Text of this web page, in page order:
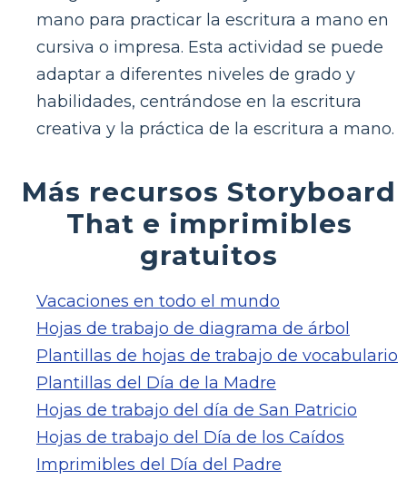
mano para practicar la escritura a mano en
cursiva o impresa. Esta actividad se puede
adaptar a diferentes niveles de grado y
habilidades, centrándose en la escritura
creativa y la práctica de la escritura a mano.
Más recursos Storyboard
That e imprimibles
gratuitos
Vacaciones en todo el mundo
Hojas de trabajo de diagrama de árbol
Plantillas de hojas de trabajo de vocabulario
Plantillas del Día de la Madre
Hojas de trabajo del día de San Patricio
Hojas de trabajo del Día de los Caídos
Imprimibles del Día del Padre